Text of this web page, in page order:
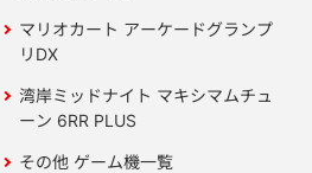
マリオカート アーケードグランプ
リDX
湾岸ミッドナイト マキシマムチュ
ーン 6RR PLUS
その他 ゲーム機一覧